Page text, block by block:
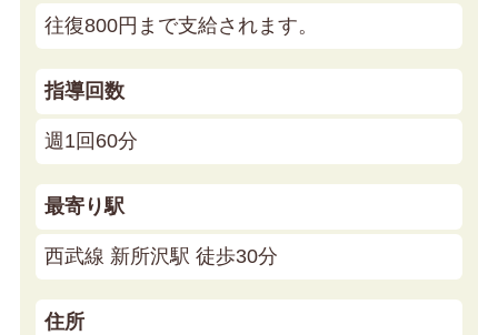
往復800円まで支給されます。
指導回数
週1回60分
最寄り駅
西武線 新所沢駅 徒歩30分
住所